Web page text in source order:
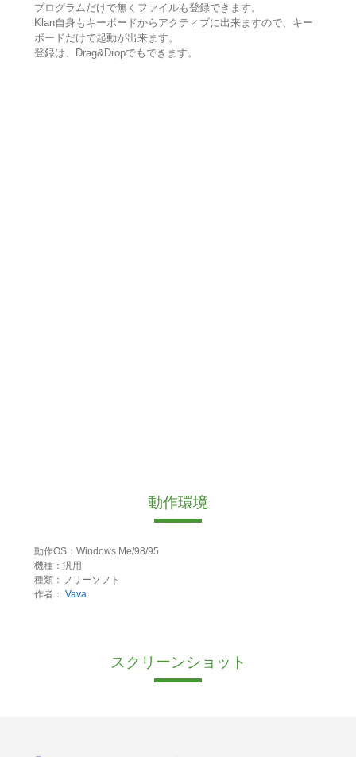
プログラムだけで無くファイルも登録できます。
Klan自身もキーボードからアクティブに出来ますので、キー
ボードだけで起動が出来ます。
登録は、Drag&Dropでもできます。
動作環境
動作OS：Windows Me/98/95
機種：汎用
種類：フリーソフト
作者： Vava
スクリーンショット